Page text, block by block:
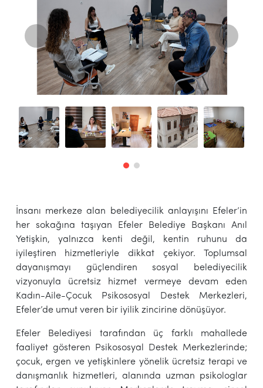
İnsanı merkeze alan belediyecilik anlayışını Efeler’in
her sokağına taşıyan Efeler Belediye Başkanı Anıl
Yetişkin, yalnızca kenti değil, kentin ruhunu da
iyileştiren hizmetleriyle dikkat çekiyor. Toplumsal
dayanışmayı güçlendiren sosyal belediyecilik
vizyonuyla ücretsiz hizmet vermeye devam eden
Kadın-Aile-Çocuk Psikososyal Destek Merkezleri,
Efeler’de umut veren bir iyilik zincirine dönüşüyor.
Efeler Belediyesi tarafından üç farklı mahallede
faaliyet gösteren Psikososyal Destek Merkezlerinde;
çocuk, ergen ve yetişkinlere yönelik ücretsiz terapi ve
danışmanlık hizmetleri, alanında uzman psikologlar